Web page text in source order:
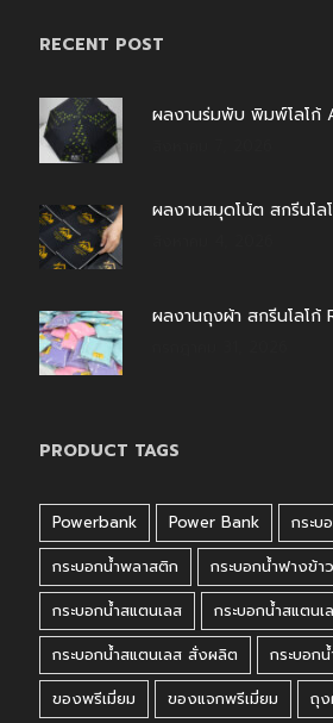
RECENT POST
ผลงานร่มพับ พิมพ์โลโก้
ผลงานสมุดโน้ต สกรีนโ
ผลงานถุงผ้า สกรีนโลโก้
PRODUCT TAGS
Powerbank Power Bank
กระบ
กระบอกน้ำพลาสติก
กระบอกน้ำฟางข้าว
กระบอกน้ำสแตนเลส
กระบอกน้ำสแตนเ
กระบอกน้ำสแตนเลส สั่งผลิต
กระบอก
ของพรีเมี่ยม
ของแจกพรีเมี่ยม
ถุง